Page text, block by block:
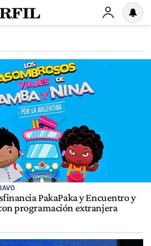
PakaPaka y Encuentro y
programación extranjera